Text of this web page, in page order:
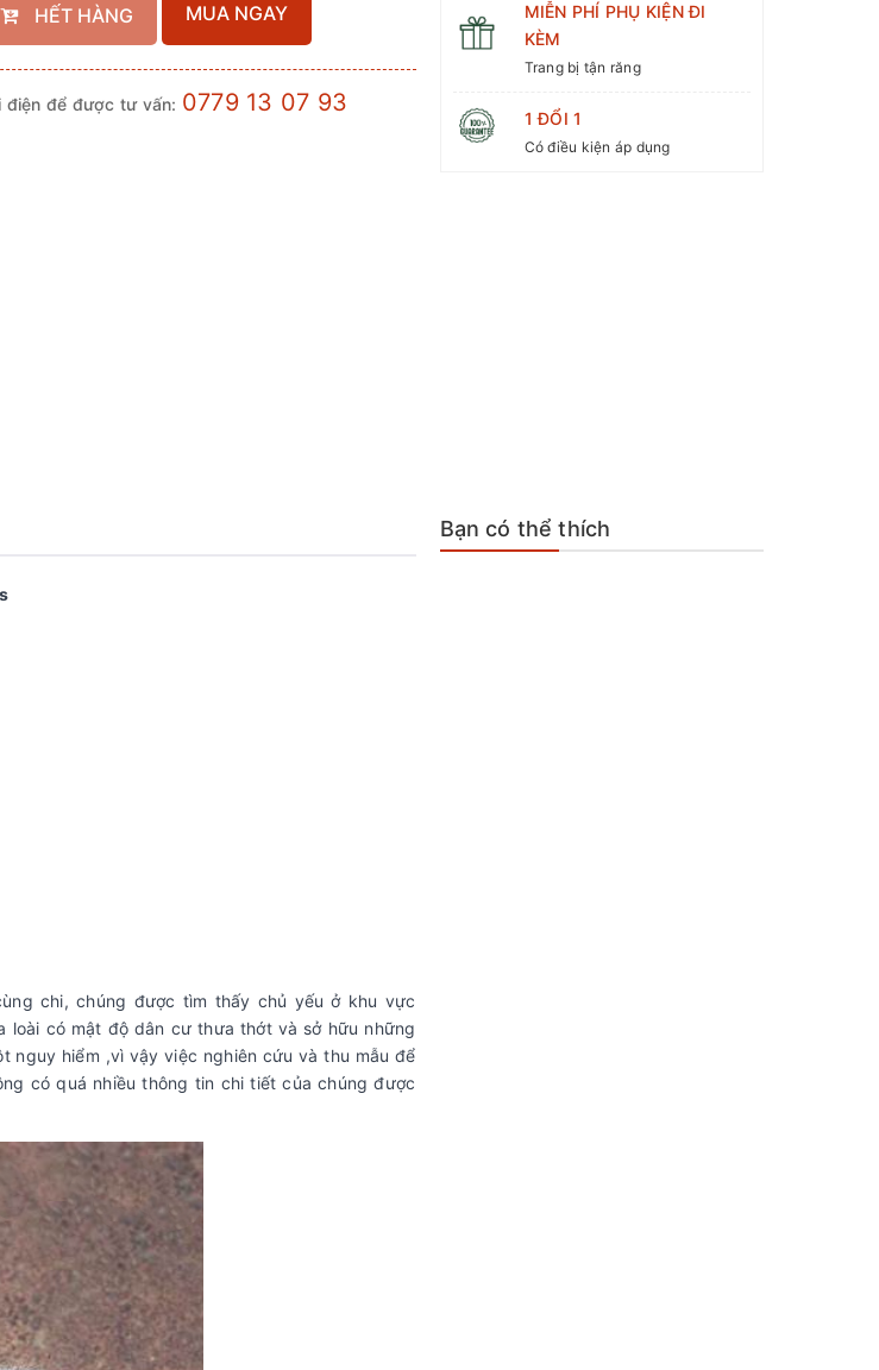
HẾT HÀNG MUA NGAY
điện để được tư vấn: 0779 13 07 93
MIỄN PHÍ PHỤ KIỆN ĐI
KÈM
Trang bị tận răng
1 ĐỔI 1
Có điều kiện áp dụng
chi, chúng được tìm thấy chủ yếu ở khu vực
loài có mật độ dân cư thưa thớt và sở hữu những
nguy hiểm ,vì vậy việc nghiên cứu và thu mẫu để
có quá nhiều thông tin chi tiết của chúng được
Bạn có thể thích